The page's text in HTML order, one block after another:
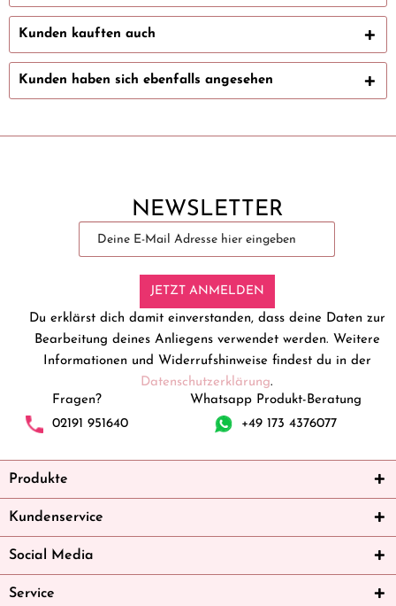
Kunden kauften auch
Kunden haben sich ebenfalls angesehen
NEWSLETTER
JETZT ANMELDEN
Du erklärst dich damit einverstanden, dass deine Daten zur
Bearbeitung deines Anliegens verwendet werden. Weitere
Informationen und Widerrufshinweise findest du in der
Datenschutzerklärung.
Fragen?
02191 951640
Whatsapp Produkt-Beratung
+49 173 4376077
Produkte
Kundenservice
Social Media
Service